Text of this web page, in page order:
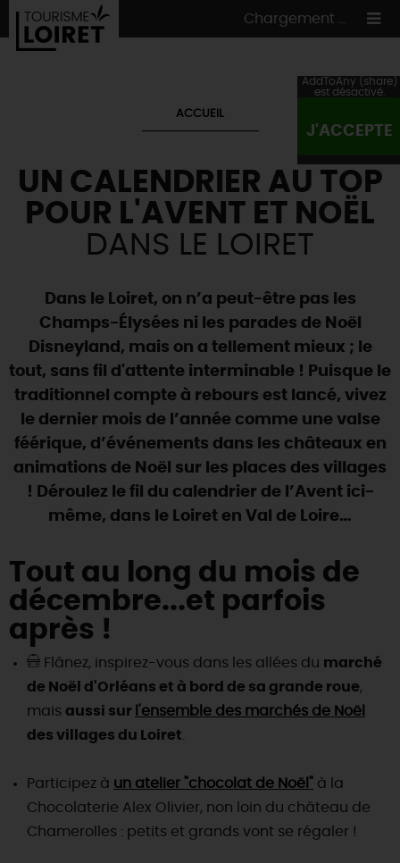
Chargement ...
VOS ENVIES
LES INCONTOURNABLESMADE IN LOIRET
HÉBERGEMENTS
HÉBERGEMENTS
INSOLITES
CULTURE
NATURE
VILLES & VILLAGES
TOUTES LES VISITES
EN MODECIRCUITS& BALADES
TOUS ÀL'EAU !
EN MODE NATURE & AVENTURE
...ETAUSSI
TOUTES LES ACTIVITÉS
Où manger
Maîtresrestaurateurs
Nosmarchés
Artistes et Artisans d'Art
Nosspécialités du terroir et producteurs
Visitesgourmandes etcréatives
Vins etvignobles
Chic, une aire de pique-nique
Par ici les guinguettes
Que rapporter du Loiret ?
TOUT L'ART DE VIVRE
A NE PASRATER
Téléchargez le Guide de l'été 2026 🤽🌞
Avis de fraicheur ici pour éviter la chaleur 🥵
Des vacances auprès des animaux 🐎
(re)Découvrir les coulisses de la Faïencerie de
Gien !
Expérimenter les parcours Baludik
Rendez-vous de la nature en 2026
Des sorties en famille dans le Loiret !
2026
DEMAIN
TOURISME &HANDICAP
SE REPÉRER, SE DÉPLACER
INFOS &SERVICES
RÉSERVER MAINTENANT
ACCUEIL
UN CALENDRIER AU TOP
POUR L'AVENT ET NOËL
DANS LE LOIRET
Dans le Loiret, on n’a peut-être pas les
Champs-Élysées ni les parades de Noël
Disneyland, mais on a tellement mieux ; le
tout, sans fil d'attente interminable ! Puisque le
traditionnel compte à rebours est lancé, vivez
le dernier mois de l’année comme une valse
féérique, d’événements dans les châteaux en
animations de Noël sur les places des villages
! Déroulez le fil du calendrier de l’Avent ici-
même, dans le Loiret en Val de Loire…
Tout au long du mois de
décembre...et parfois
après !
Flânez, inspirez-vous dans les allées du marché
de Noël d'Orléans et à bord de sa grande roue,
mais aussi sur l'ensemble des marchés de Noël
des villages du Loiret
Participez à un atelier "chocolat de Noël" à la
Chocolaterie Alex Olivier, non loin du château de
Chamerolles : petits et grands vont se régaler !
AddToAny (share)
est désactivé.
J'ACCEPTE